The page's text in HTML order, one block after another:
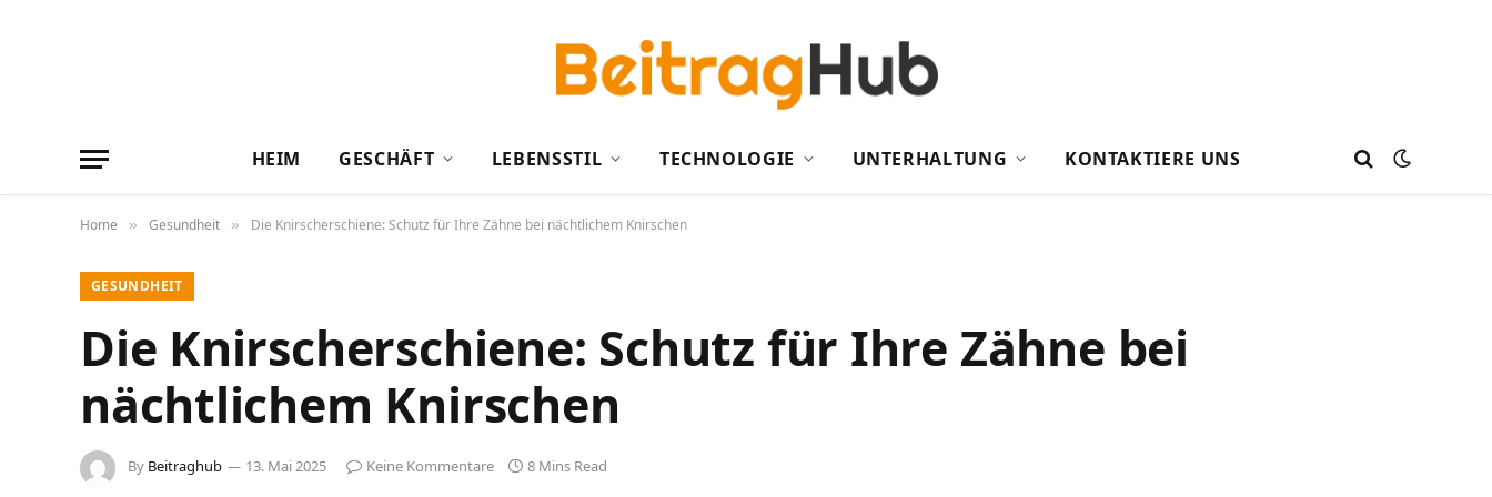
HEIM GESCHÄFT LEBENSSTIL TECHNOLOGIE UNTERHALTUNG KONTAKTIERE UNS
Home » Gesundheit » Die Knirscherschiene: Schutz für Ihre Zähne bei nächtlichem Knirschen
GESUNDHEIT
Die Knirscherschiene: Schutz für Ihre Zähne bei
nächtlichem Knirschen
By Beitraghub 13. Mai 2025 Keine Kommentare 8 Mins Read